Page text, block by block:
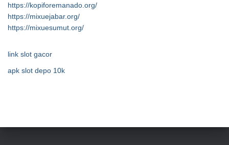
https://kopiforemanado.org/
https://mixuejabar.org/
https://mixuesumut.org/
link slot gacor
apk slot depo 10k